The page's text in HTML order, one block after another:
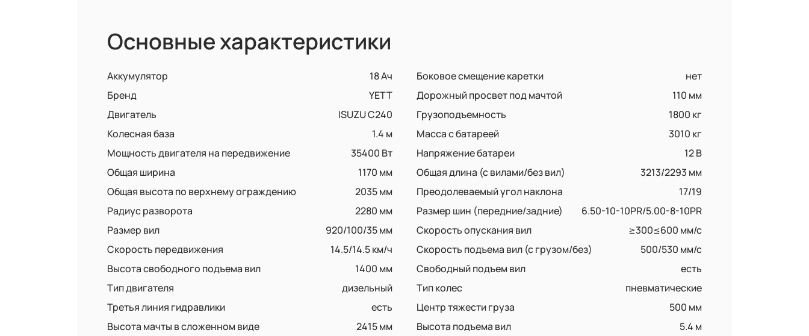
Основные характеристики
Аккумулятор 18 Ач Боковое смещение каретки
нет
Бренд
YETT Дорожный просвет под мачтой
110 мм
Двигатель
ISUZU C240 Грузоподъемность
1800 кг
Колесная база
1.4 м Масса с батареей
3010 кг
Мощность двигателя на передвижение
35400 Вт Напряжение батареи
12 B
Общая ширина
1170 мм Общая длина (с вилами/без вил)
3213/2293 мм
Общая высота по верхнему ограждению
2035 мм Преодолеваемый угол наклона
17/19
Радиус разворота
2280 мм Размер шин (передние/задние)
6.50-10-10PR/5.00-8-10PR
Размер вил
920/100/35 мм Скорость опускания вил
≥300≤600 мм/с
Скорость передвижения
14.5/14.5 км/ч Скорость подъема вил (с грузом/без)
500/530 мм/с
Высота свободного подъема вил
1400 мм Свободный подъем вил
есть
Тип двигателя
дизельный Тип колес
пневматические
Третья линия гидравлики
есть Центр тяжести груза
500 мм
Высота мачты в сложенном виде
2415 мм Высота подъема вил
5.4 м